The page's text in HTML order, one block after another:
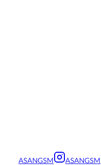
ASANGSM ASANGSM